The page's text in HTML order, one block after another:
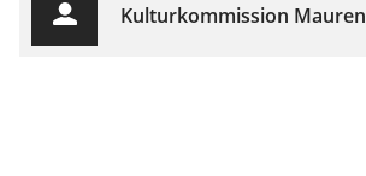
Kulturkommission Mauren